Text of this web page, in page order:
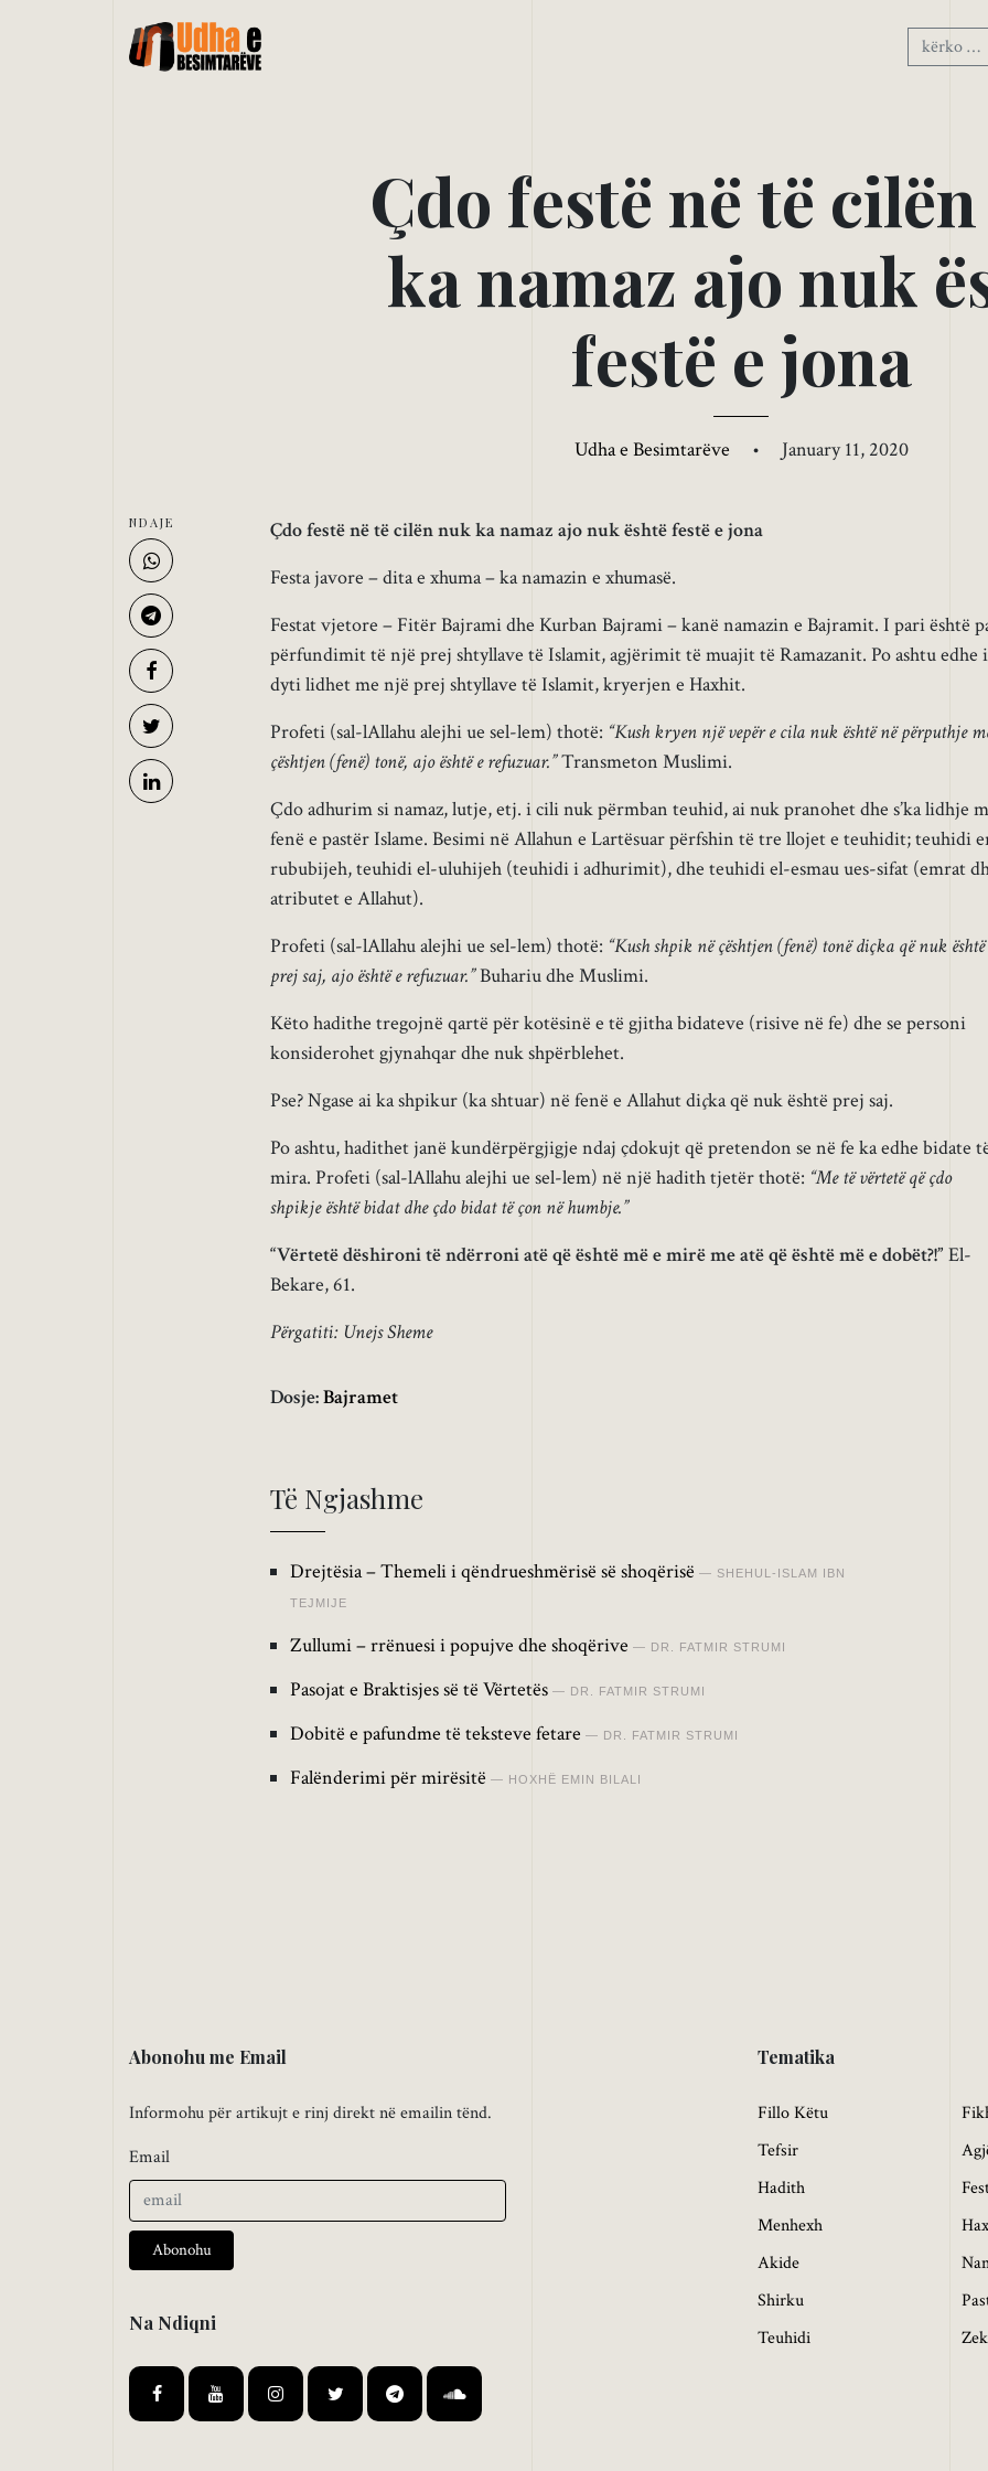
Çdo festë në të cilën
kanamaz ajo nuk ë
festë e jona
Udha e Besimtarëve • January 11, 2020
Çdo festë në të cilën nuk ka namaz ajo nuk është festë e jona
Festa javore – dita e xhuma – ka namazin e xhumasë.
Festat vjetore – Fitër Bajrami dhe Kurban Bajrami – kanë namazin e Bajramit. I pari është
përfundimit të një prej shtyllave të Islamit, agjërimit të muajit të Ramazanit. Po ashtu edhe i
dyti lidhet me një prej shtyllave të Islamit, kryerjen e Haxhit.
Profeti (sal-lAllahu alejhi ue sel-lem) thotë: “Kush kryen një vepër e cila nuk është në përputhje
çështjen (fenë) tonë, ajo është e refuzuar.”Transmeton Muslimi.
Çdo adhurim si namaz, lutje, etj. i cili nuk përmban teuhid, ai nuk pranohet dhe s’ka lidhje
fenë e pastër Islame. Besimi në Allahun e Lartësuar përfshin të tre llojet e teuhidit; teuhidi
rububijeh, teuhidi el-uluhijeh (teuhidi i adhurimit), dhe teuhidi el-esmau ues-sifat (emrat
atributet e Allahut).
Profeti (sal-lAllahu alejhi ue sel-lem) thotë: “Kush shpik në çështjen (fenë) tonë diçka që nuk është
prej saj, ajo është e refuzuar.”Buhariu dhe Muslimi.
Këto hadithe tregojnë qartë për kotësinë e të gjitha bidateve (risive në fe) dhe se personi
konsiderohet gjynahqar dhe nuk shpërblehet.
Pse? Ngase ai ka shpikur (ka shtuar) në fenë e Allahut diçka që nuk është prej saj.
Po ashtu, hadithet janë kundërpërgjigje ndaj çdokujt që pretendon se në fe ka edhe bidate
mira. Profeti (sal-lAllahu alejhi ue sel-lem) në një hadith tjetër thotë: “Me të vërtetë që çdo
shpikje është bidat dhe çdo bidat të çon në humbje.”
“Vërtetë dëshironi të ndërroni atë që është më e mirë me atë që është më e dobët?!” El-
Bekare, 61.
Përgatiti: Unejs Sheme
Dosje:Bajramet
Të Ngjashme
Drejtësia – Themeli i qëndrueshmërisë së shoqërisë SHEHUL-ISLAM IBN
TEJMIJE
Zullumi – rrënuesi i popujve dhe shoqërive DR. FATMIR STRUMI
Pasojat e Braktisjes së të Vërtetës DR. FATMIR STRUMI
Dobitë e pafundme të teksteve fetare DR. FATMIR STRUMI
Falënderimi për mirësitë HOXHË EMIN BILALI
NDAJE
Abonohu me Email
Informohu për artikujt e rinj direkt në emailin tënd.
Email
Abonohu
Na Ndiqni
Tematika
Fillo Këtu
Tefsir
Hadith
Menhexh
Akide
Shirku
Teuhidi